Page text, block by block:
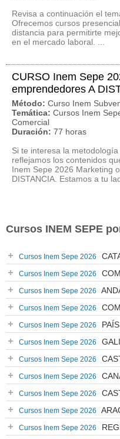
Revisa a continuación el
Ofrecemos cursos
distancia para permitirte
en el mercado laboral. ...
CURSO Inem Sepe
emprendedores A
Método: Curso Inem
Temática: Cursos Inem
Comercial
Duración: 77 horas
Si te interesa la
reflejamos los contenidos
Inem Sepe 2026 Marketing
DISTANCIA. Estamos a tu
Cursos INEM SEPE
Cursos Inem Sepe 2026
Cursos Inem Sepe 2026
Cursos Inem Sepe 2026
Cursos Inem Sepe 2026
Cursos Inem Sepe 2026
Cursos Inem Sepe 2026
Cursos Inem Sepe 2026
Cursos Inem Sepe 2026
Cursos Inem Sepe 2026
Cursos Inem Sepe 2026
Cursos Inem Sepe 2026